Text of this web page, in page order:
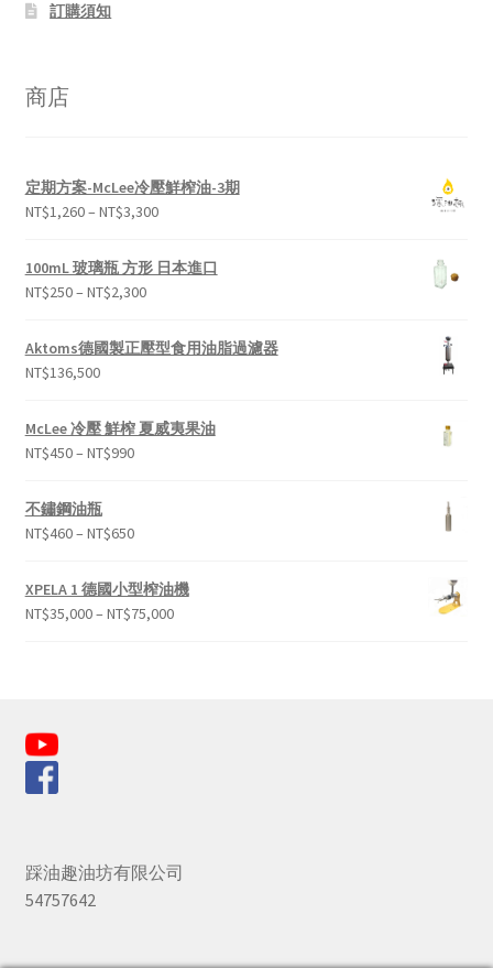
訂購須知
商店
定期方案-McLee冷壓鮮榨油-3期
NT$1,260– NT$3,300
100mL 玻璃瓶 方形 日本進口
NT$250– NT$2,300
Aktoms德國製正壓型食用油脂過濾器
NT$136,500
McLee 冷壓 鮮榨 夏威夷果油
NT$450– NT$990
不鏽鋼油瓶
NT$460– NT$650
XPELA 1 德國小型榨油機
NT$35,000– NT$75,000
踩油趣油坊有限公司
54757642